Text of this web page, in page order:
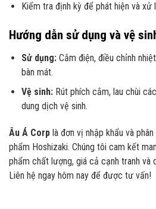
Kiểm tra định kỳ để phát hiện và
Hướng dẫn sử dụng và vệ
Sử dụng:Cắm điện, điều chỉnh
bàn mát.
Vệ sinh:Rút phích cắm, lau chùi
dung dịch vệ sinh.
Âu Á Corp là đơn vị nhập khẩu và
phẩm Hoshizaki. Chúng tôi cam kết
phẩm chất lượng, giá cả cạnh tranh và
Liên hệ ngay hôm nay để được tư vấn!